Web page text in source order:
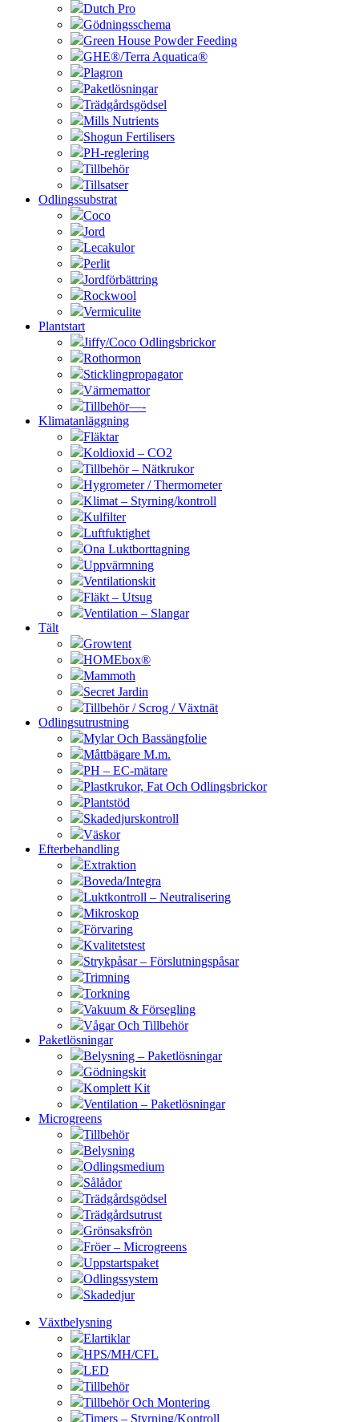
Dutch Pro
Gödningsschema
Green House Powder Feeding
GHE®/Terra Aquatica®
Plagron
Paketlösningar
Trädgårdsgödsel
Mills Nutrients
Shogun Fertilisers
PH-reglering
Tillbehör
Tillsatser
Odlingssubstrat
Coco
Jord
Lecakulor
Perlit
Jordförbättring
Rockwool
Vermiculite
Plantstart
Jiffy/Coco Odlingsbrickor
Rothormon
Sticklingpropagator
Värmemattor
Tillbehör—-
Klimatanläggning
Fläktar
Koldioxid – CO2
Tillbehör – Nätkrukor
Hygrometer / Thermometer
Klimat – Styrning/kontroll
Kulfilter
Luftfuktighet
Ona Luktborttagning
Uppvärmning
Ventilationskit
Fläkt – Utsug
Ventilation – Slangar
Tält
Growtent
HOMEbox®
Mammoth
Secret Jardin
Tillbehör / Scrog / Växtnät
Odlingsutrustning
Mylar Och Bassängfolie
Måttbägare M.m.
PH – EC-mätare
Plastkrukor, Fat Och Odlingsbrickor
Plantstöd
Skadedjurskontroll
Väskor
Efterbehandling
Extraktion
Boveda/Integra
Luktkontroll – Neutralisering
Mikroskop
Förvaring
Kvalitetstest
Strykpåsar – Förslutningspåsar
Trimning
Torkning
Vakuum & Försegling
Vågar Och Tillbehör
Paketlösningar
Belysning – Paketlösningar
Gödningskit
Komplett Kit
Ventilation – Paketlösningar
Microgreens
Tillbehör
Belysning
Odlingsmedium
Sålådor
Trädgårdsgödsel
Trädgårdsutrust
Grönsaksfrön
Fröer – Microgreens
Uppstartspaket
Odlingssystem
Skadedjur
Växtbelysning
Elartiklar
HPS/MH/CFL
LED
Tillbehör
Tillbehör Och Montering
Timers – Styrning/Kontroll